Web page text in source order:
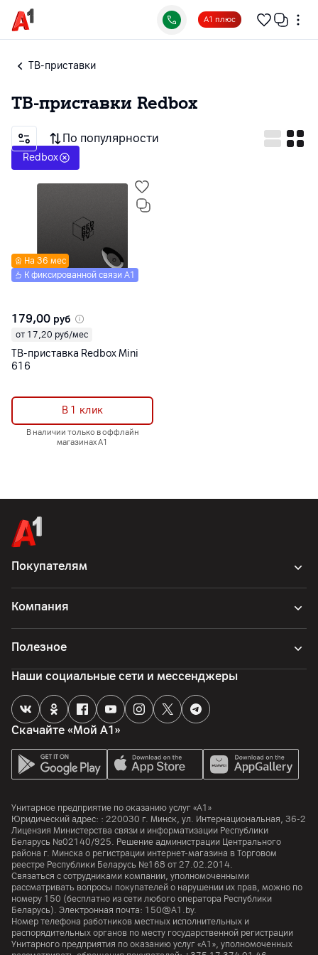
А1 плюс
ТВ-приставки
ТВ-приставки Redbox
По популярности
Redbox
К фиксированной связи А1
На 36 мес
179,00 руб
от 17,20 руб/мес
ТВ-приставка Redbox Mini
616
В 1 клик
В наличии только в оффлайн
магазинах А1
Покупателям
Компания
Полезное
Скачайте «Мой А1»
Наши социальные сети и мессенджеры
Унитарное предприятие по оказанию услуг «А1»
Юридический адрес: : 220030 г. Минск, ул. Интернациональная, 36-2
Лицензия Министерства связи и информатизации Республики
Беларусь №02140/925. Решение администрации Центрального
района г. Минска о регистрации интернет-магазина в Торговом
реестре Республики Беларусь №168 от 27.02.2014.
Связаться с сотрудниками компании, уполномоченными
рассматривать вопросы покупателей о нарушении их прав, можно по
номеру 150 (бесплатно из сети любого оператора Республики
Беларусь). Электронная почта: 150@A1.by.
Номер телефона работников местных исполнительных и
распорядительных органов по месту государственной регистрации
Унитарного предприятия по оказанию услуг «А1», уполномоченных